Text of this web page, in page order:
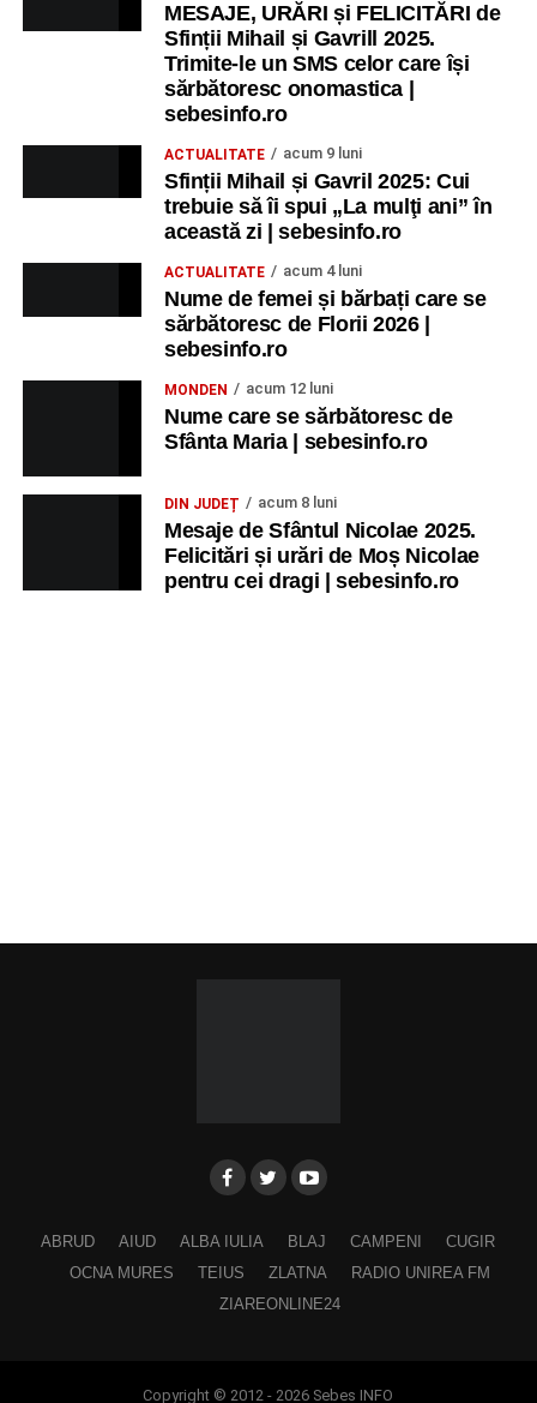
MESAJE, URĂRI și FELICITĂRI de
Sfinții Mihail și Gavrill 2025.
Trimite-le un SMS celor care își
sărbătoresc onomastica |
sebesinfo.ro
ACTUALITATE acum 9 luni
Sfinții Mihail și Gavril 2025: Cui
trebuie să îi spui „La mulţi ani” în
această zi | sebesinfo.ro
ACTUALITATE acum 4 luni
Nume de femei și bărbați care se
sărbătoresc de Florii 2026 |
sebesinfo.ro
MONDEN acum 12 luni
Nume care se sărbătoresc de
Sfânta Maria | sebesinfo.ro
DIN JUDEȚ acum 8 luni
Mesaje de Sfântul Nicolae 2025.
Felicitări și urări de Moș Nicolae
pentru cei dragi | sebesinfo.ro
ABRUD AIUD ALBA IULIA BLAJ CAMPENI
CUGIR
OCNA MURES
TEIUS ZLATNA
RADIO UNIREA FM
ZIAREONLINE24
Copyright © 2012 - 2026 Sebes INFO